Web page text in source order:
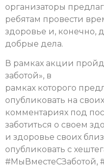
организаторы
ребятам провести
здоровье и, конечно,
добрые дела.
В рамках акции
заботой», в
рамках которого
опубликовать на
комментариях под
заботиться о своем
и здоровье своих
опубликовать с
#МыВместеСЗаботой,